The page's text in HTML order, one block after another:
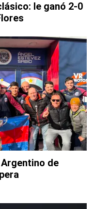
le ganó 2-0
de